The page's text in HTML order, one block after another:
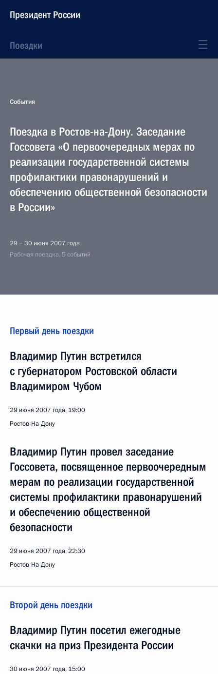
Президент России
Поездки
События
Поездка в Ростов-на-Дону. Заседание
Госсовета «О первоочередных мерах по
реализации государственной системы
профилактики правонарушений и
обеспечению общественной безопасности
в России»
29 − 30 июня 2007 года
Рабочая поездка, 5 событий
Первый день поездки
Владимир Путин встретился
с губернатором Ростовской области
Владимиром Чубом
29 июня 2007 года, 19:00
Ростов-На-Дону
Владимир Путин провел заседание
Госсовета, посвященное первоочередным
мерам по реализации государственной
системы профилактики правонарушений
и обеспечению общественной
безопасности
29 июня 2007 года, 22:30
Ростов-На-Дону
Второй день поездки
Владимир Путин посетил ежегодные
скачки на приз Президента России
30 июня 2007 года, 15:00